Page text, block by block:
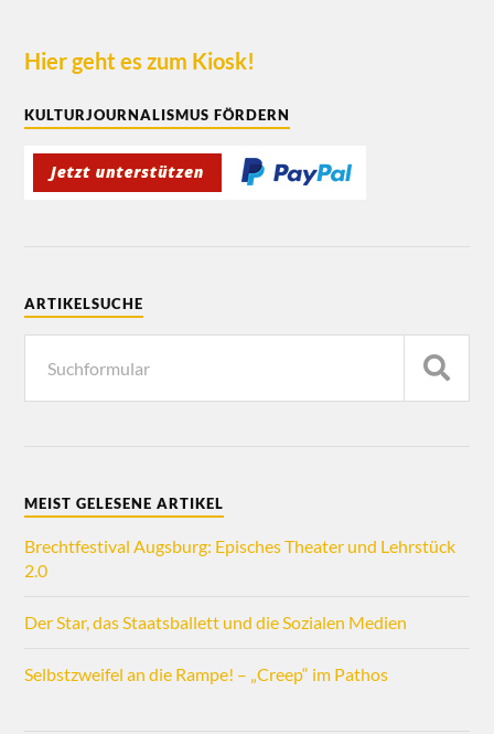
Hier geht es zum Kiosk!
KULTURJOURNALISMUS FÖRDERN
ARTIKELSUCHE
MEIST GELESENE ARTIKEL
Brechtfestival Augsburg: Episches Theater und Lehrstück
2.0
Der Star, das Staatsballett und die Sozialen Medien
Selbstzweifel an die Rampe! – „Creep“ im Pathos